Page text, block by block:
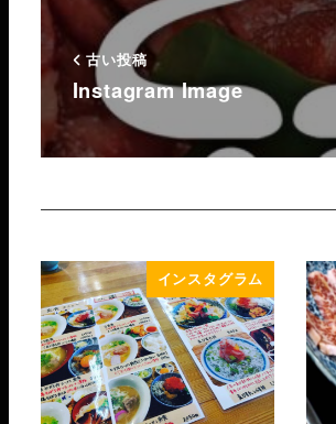
古い投稿
Instagram Image
インスタグラム